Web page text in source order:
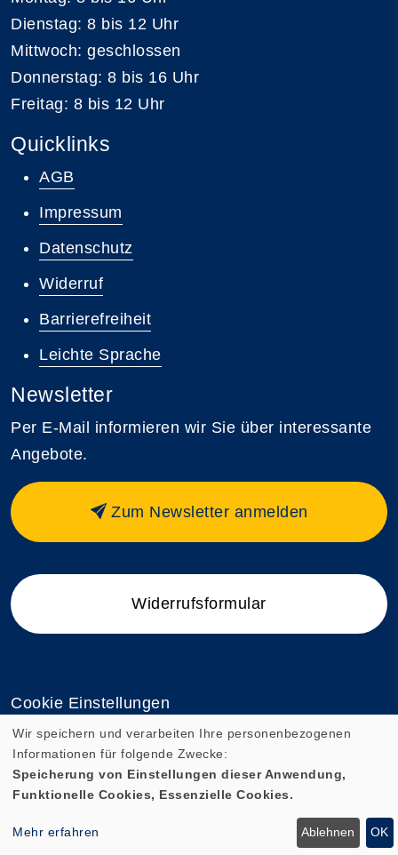
Dienstag: 8 bis 12 Uhr
Mittwoch: geschlossen
Donnerstag: 8 bis 16 Uhr
Freitag: 8 bis 12 Uhr
Quicklinks
AGB
Impressum
Datenschutz
Widerruf
Barrierefreiheit
Leichte Sprache
Newsletter
Per E-Mail informieren wir Sie über interessante
Angebote.
Zum Newsletter anmelden
Widerrufsformular
Cookie Einstellungen
Wir speichern und verarbeiten Ihre personenbezogenen
Informationen für folgende Zwecke:
Speicherung von Einstellungen dieser Anwendung,
Funktionelle Cookies, Essenzielle Cookies.
Mehr erfahren Ablehnen OK